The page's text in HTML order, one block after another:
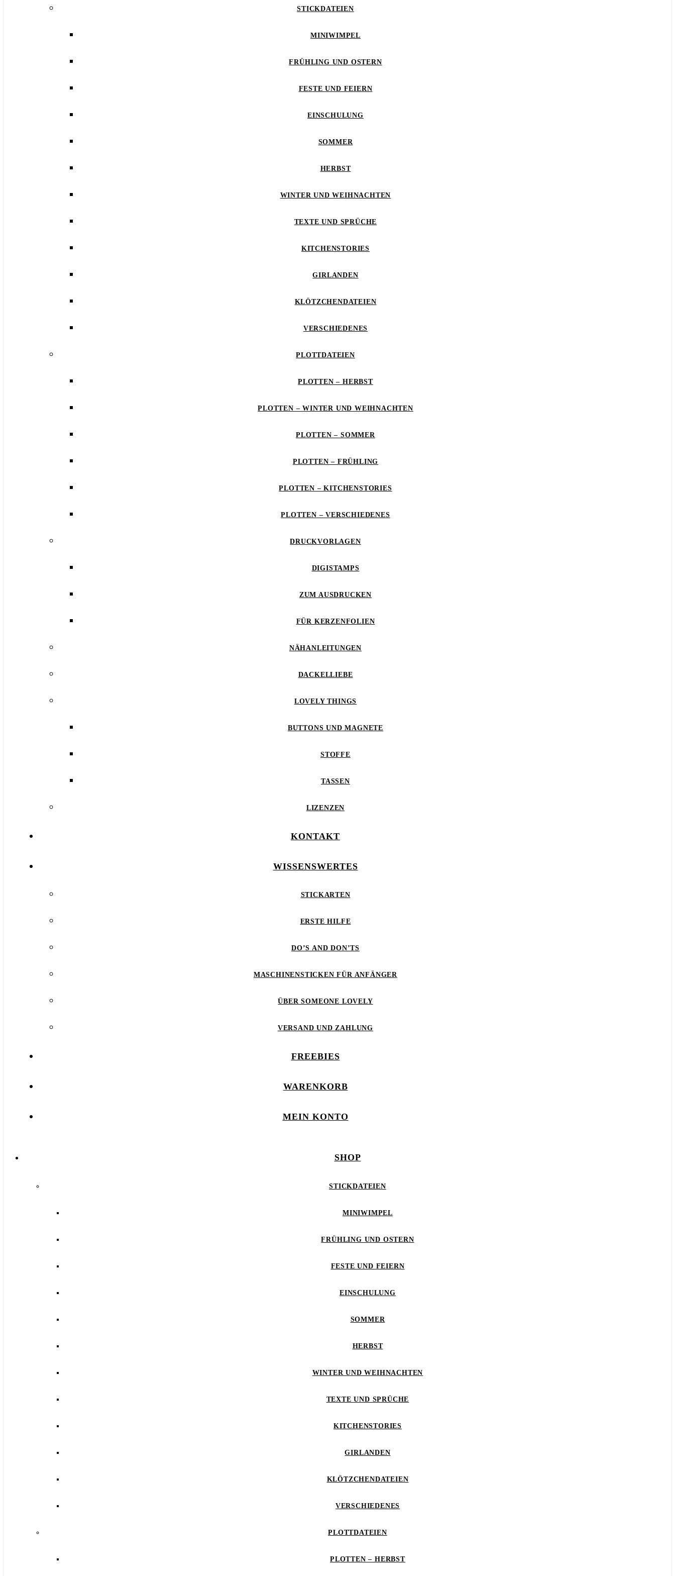
STICKDATEIEN
MINIWIMPEL
FRÜHLING UND OSTERN
FESTE UND FEIERN
EINSCHULUNG
SOMMER
HERBST
WINTER UND WEIHNACHTEN
TEXTE UND SPRÜCHE
KITCHENSTORIES
GIRLANDEN
KLÖTZCHENDATEIEN
VERSCHIEDENES
PLOTTDATEIEN
PLOTTEN – HERBST
PLOTTEN – WINTER UND WEIHNACHTEN
PLOTTEN – SOMMER
PLOTTEN – FRÜHLING
PLOTTEN – KITCHENSTORIES
PLOTTEN – VERSCHIEDENES
DRUCKVORLAGEN
DIGISTAMPS
ZUM AUSDRUCKEN
FÜR KERZENFOLIEN
NÄHANLEITUNGEN
DACKELLIEBE
LOVELY THINGS
BUTTONS UND MAGNETE
STOFFE
TASSEN
LIZENZEN
KONTAKT
WISSENSWERTES
STICKARTEN
ERSTE HILFE
DO’S AND DON’TS
MASCHINENSTICKEN FÜR ANFÄNGER
ÜBER SOMEONE LOVELY
VERSAND UND ZAHLUNG
FREEBIES
WARENKORB
MEIN KONTO
SHOP
STICKDATEIEN
MINIWIMPEL
FRÜHLING UND OSTERN
FESTE UND FEIERN
EINSCHULUNG
SOMMER
HERBST
WINTER UND WEIHNACHTEN
TEXTE UND SPRÜCHE
KITCHENSTORIES
GIRLANDEN
KLÖTZCHENDATEIEN
VERSCHIEDENES
PLOTTDATEIEN
PLOTTEN – HERBST